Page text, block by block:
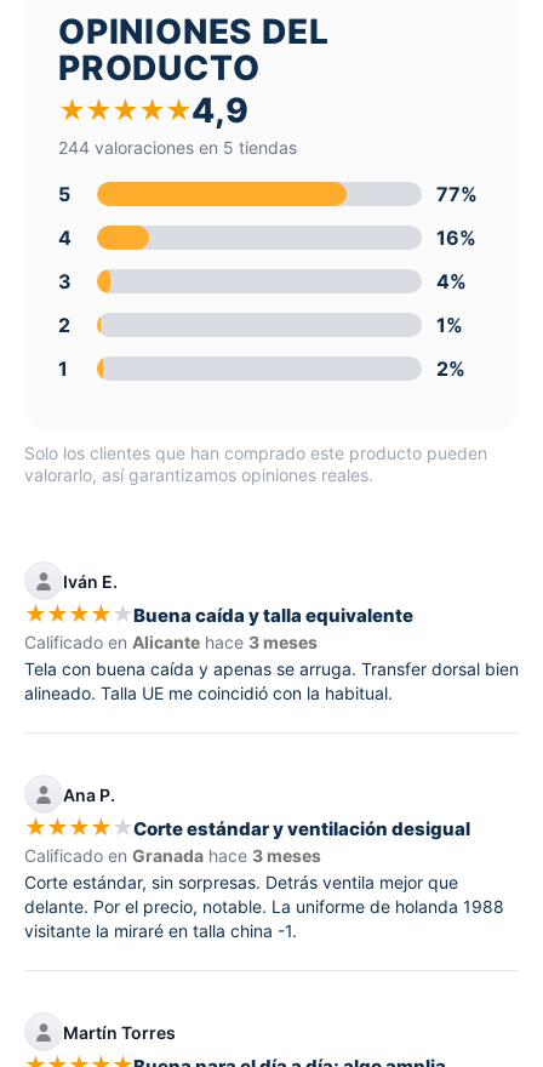
OPINIONES DEL
PRODUCTO
★★★★★4,9
244 valoraciones en 5 tiendas
5
77%
4
16%
3
4%
2
1%
1
2%
Solo los clientes que han comprado este producto pueden
valorarlo, así garantizamos opiniones reales.
Iván E.
★★★★★Buena caída y talla equivalente
Calificado en Alicante hace 3 meses
Tela con buena caída y apenas se arruga. Transfer dorsal bien
alineado. Talla UE me coincidió con la habitual.
Ana P.
★★★★★Corte estándar y ventilación desigual
Calificado en Granada hace 3 meses
Corte estándar, sin sorpresas. Detrás ventila mejor que
delante. Por el precio, notable. La uniforme de holanda 1988
visitante la miraré en talla china -1.
Martín Torres